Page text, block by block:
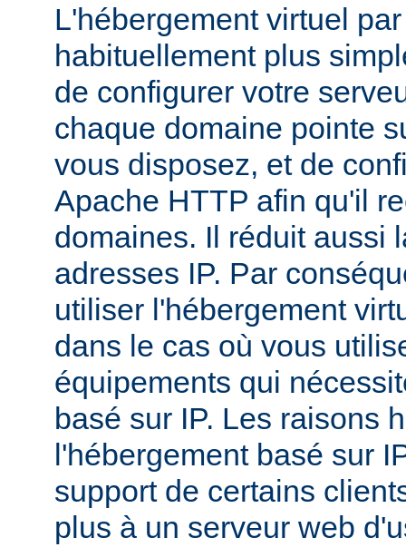
L'hébergement virtuel
habituellement plus
de configurer votre
chaque domaine pointe
vous disposez, et de
Apache HTTP afin qu'il
domaines. Il réduit aussi
adresses IP. Par
utiliser l'hébergement
dans le cas où vous
équipements qui
basé sur IP. Les raisons
l'hébergement basé sur
support de certains
plus à un serveur web